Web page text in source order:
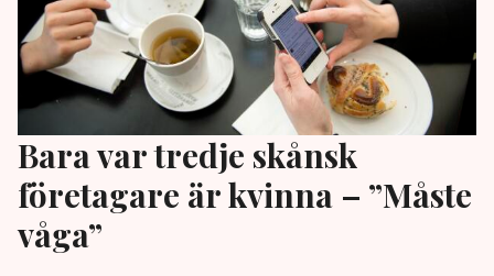
Bara var tredje skånsk
företagare är kvinna – ”Måste
våga”